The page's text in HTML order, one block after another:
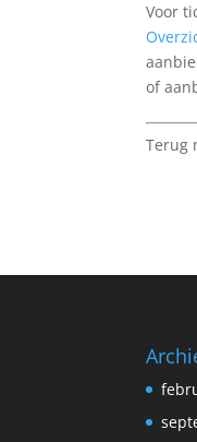
Voor
of
Terug